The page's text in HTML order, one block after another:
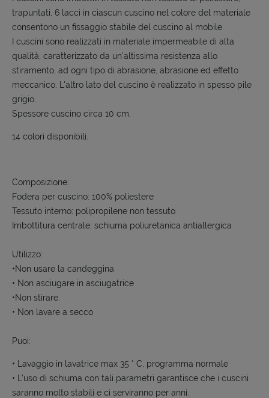
trapuntati, 6 lacci in ciascun cuscino nel colore del materiale
consentono un fissaggio stabile del cuscino al mobile.
I cuscini sono realizzati in materiale impermeabile di alta
qualità, caratterizzato da un'altissima resistenza allo
stiramento, ad ogni tipo di abrasione, abrasione ed effetto
meccanico. L'altro lato del cuscino è realizzato in spesso pile
grigio.
Spessore cuscino circa 10 cm.
14 colori disponibili.
Composizione:
Fodera per cuscino: 100% poliestere
Tessuto interno: polipropilene non tessuto
Imbottitura centrale: schiuma poliuretanica antiallergica
Utilizzo:
•Non usare la candeggina
• Non asciugare in asciugatrice
•Non stirare.
• Non lavare a secco
Puoi:
• Lavaggio in lavatrice max 35 ° C, programma normale
• L'uso di schiuma con tali parametri garantisce che i cuscini
saranno molto stabili e ci serviranno per anni.